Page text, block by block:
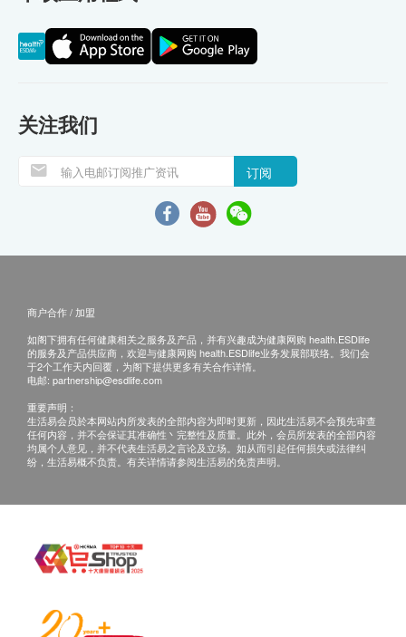
关注我们
订阅
商户合作 / 加盟
如阁下拥有任何健康相关之服务及产品，并有兴趣成为健康网购 health.ESDlife
的服务及产品供应商，欢迎与健康网购 health.ESDlife业务发展部联络。我们会
于2个工作天内回覆，为阁下提供更多有关合作详情。
电邮: partnership@esdlife.com
重要声明：
生活易会员於本网站内所发表的全部内容为即时更新，因此生活易不会预先审查
任何内容，并不会保证其准确性丶完整性及质量。此外，会员所发表的全部内容
均属个人意见，并不代表生活易之言论及立场。如从而引起任何损失或法律纠
纷，生活易概不负责。有关详情请参阅生活易的免责声明。